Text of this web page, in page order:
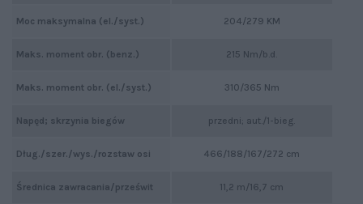
204/279 KM
215 Nm/b.d.
310/365 Nm
przedni; aut./1-bieg.
466/188/167/272 cm
11,2 m/16,7 cm
Moc maksymalna (el./syst.)
Maks. moment obr. (benz.)
Maks. moment obr. (el./syst.)
Napęd; skrzynia biegów
Dług./szer./wys./rozstaw osi
Średnica zawracania/prześwit